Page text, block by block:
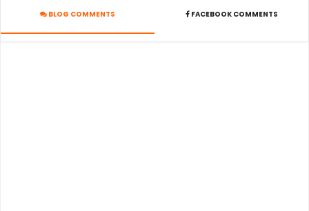
BLOG COMMENTS FACEBOOK COMMENTS